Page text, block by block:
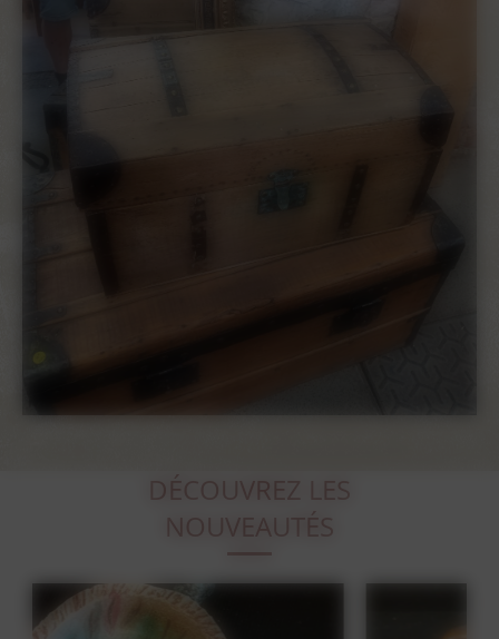
DÉCOUVREZ LES
NOUVEAUTÉS